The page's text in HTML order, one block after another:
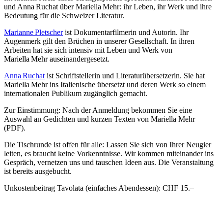
und Anna Ruchat über Mariella Mehr: ihr Leben, ihr Werk und ihre
Bedeutung für die Schweizer Literatur.
Marianne Pletscherist Dokumentarfilmerin und Autorin. Ihr
Augenmerk gilt den Brüchen in unserer Gesellschaft. In ihren
Arbeiten hat sie sich intensiv mit Leben und Werk von
Mariella Mehr auseinandergesetzt.
Anna Ruchat ist Schriftstellerin und Literaturübersetzerin. Sie hat
Mariella Mehr ins Italienische übersetzt und deren Werk so einem
internationalen Publikum zugänglich gemacht.
Zur Einstimmung: Nach der Anmeldung bekommen Sie eine
Auswahl an Gedichten und kurzen Texten von Mariella Mehr
(PDF).
Die Tischrunde ist offen für alle: Lassen Sie sich von Ihrer Neugier
leiten, es braucht keine Vorkenntnisse. Wir kommen miteinander ins
Gespräch, vernetzen uns und tauschen Ideen aus. Die Veranstaltung
ist bereits ausgebucht.
Unkostenbeitrag Tavolata (einfaches Abendessen): CHF 15.–